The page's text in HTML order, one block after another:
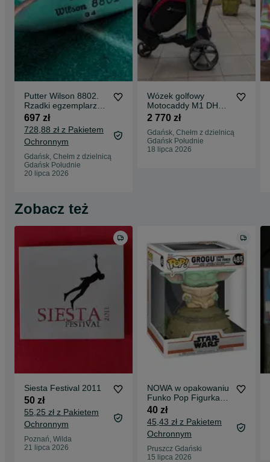
Putter Wilson 8802.
Rzadki egzemplarz
kolekcjonerski w
świetnym stanie
697 zł
728,88 zł z Pakietem
Ochronnym
Gdańsk, Chełm z dzielnicą
Gdańsk Południe
20 lipca 2026
Wózek golfowy
Motocaddy M1 DHC z
baterią Ultra Lithium
Elektryczny, z
napędem. Okazja!
2 770 zł
Gdańsk, Chełm z dzielnicą
Gdańsk Południe
18 lipca 2026
Zobacz też
Siesta Festival 2011
50 zł
55,25 zł z Pakietem
Ochronnym
Poznań, Wilda
21 lipca 2026
NOWA w opakowaniu
Funko Pop Figurka
485 Star Wars
nieudany prezent
40 zł
45,43 zł z Pakietem
Ochronnym
Pruszcz Gdański
15 lipca 2026